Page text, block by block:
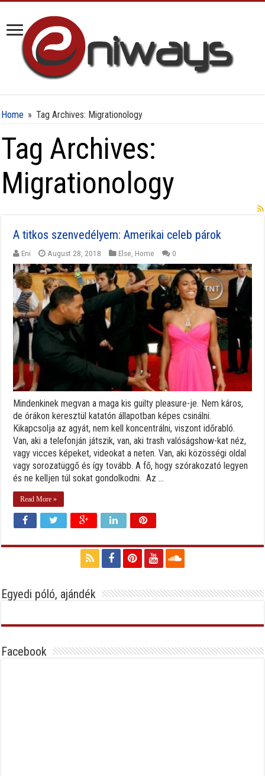
Home » Tag Archives: Migrationology
Tag Archives:
Migrationology
A titkos szenvedélyem: Amerikai celeb párok
Eni August 28, 2018 Else Home 0
Mindenkinek megvan a maga kis guilty pleasure-je. Nem káros,
de órákon keresztül katatón állapotban képes csinálni.
Kikapcsolja az agyát, nem kell koncentrálni, viszont időrabló.
Van, aki a telefonján játszik, van, aki trash valóságshow-kat néz,
vagy vicces képeket, videokat a neten. Van, aki közösségi oldal
vagy sorozatüggő és így tovább. A fő, hogy szórakozató legyen
és ne kelljen túl sokat gondolkodni. Az ...
Read More »
Egyedi póló, ajándék
Facebook